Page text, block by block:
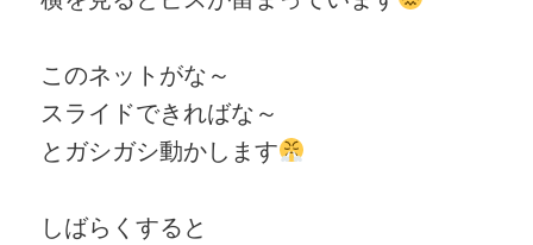
このネットがな～
スライドできればな～
とガシガシ動かします
しばらくすると